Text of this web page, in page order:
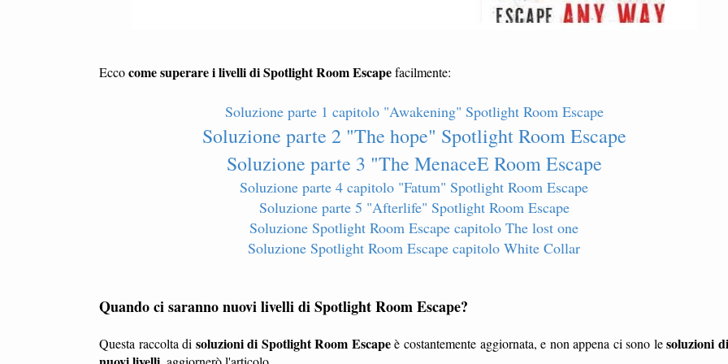
Eccocome superare i livelli di Spotlight Room Escapefacilmente:
Soluzione parte 1 capitolo "Awakening" Spotlight Room Escape
Soluzione parte 2 "The hope" Spotlight Room Escape
Soluzione parte 3 "The MenaceE Room Escape
Soluzione parte 4 capitolo "Fatum" Spotlight Room Escape
Soluzione parte 5 "Afterlife" Spotlight Room Escape
Soluzione Spotlight Room Escape capitolo The lost one
Soluzione Spotlight Room Escape capitolo White Collar
Quando ci saranno nuovi livelli di Spotlight Room Escape?
Questa raccolta di soluzioni di Spotlight Room Escapeè costantemente aggiornata, e non appena ci sono lesoluzioni